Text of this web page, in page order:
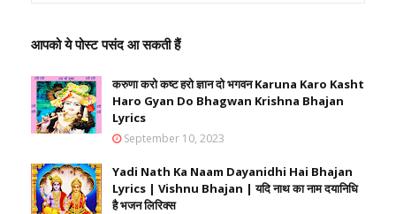
आपको ये पोस्ट पसंद आ सकती हैं
करुणा करो कष्ट हरो ज्ञान दो भगवन Karuna Karo Kasht
Haro Gyan Do Bhagwan Krishna Bhajan
Lyrics
September 10, 2023
Yadi Nath Ka Naam Dayanidhi Hai Bhajan
Lyrics | Vishnu Bhajan | यदि नाथ का नाम दयानिधि
है भजन लिरिक्स